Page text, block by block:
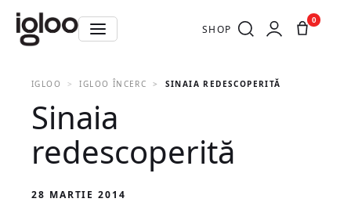
SHOP
0
IGLOO IGLOO ÎNCERC SINAIA REDESCOPERITĂ
Sinaia
redescoperită
28 MARTIE 2014